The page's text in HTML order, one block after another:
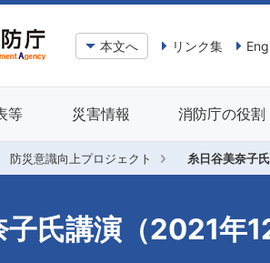
本文へ リンク集
等 災害情報 消防庁の役割
防災意識向上プロジェクト 糸日谷美奈子
氏講演（2021年